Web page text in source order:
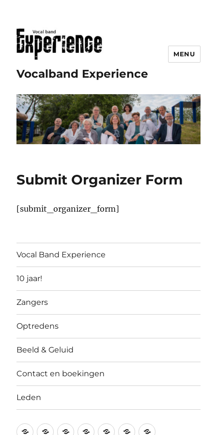
Vocalband Experience
MENU
Submit Organizer Form
[submit_organizer_form]
Vocal Band Experience
10 jaar!
Zangers
Optredens
Beeld & Geluid
Contact en boekingen
Leden
Vocal10 ZangersOptredens
BeeldContactLeden